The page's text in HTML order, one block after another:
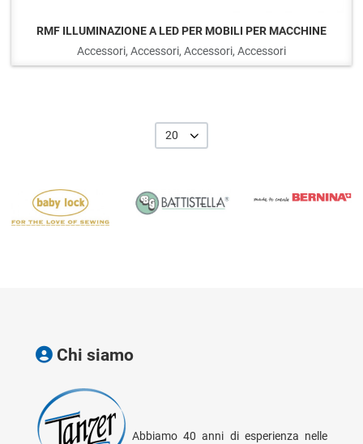
RMF ILLUMINAZIONE A LED PER MOBILI PER MACCHINE
Accessori, Accessori, Accessori, Accessori
20
Chi siamo
Abbiamo 40 anni di esperienza nelle